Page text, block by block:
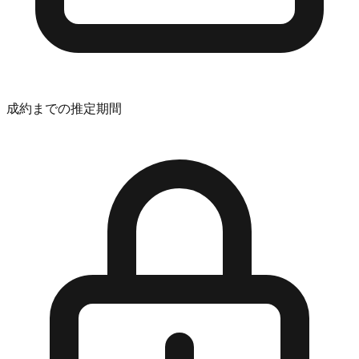
成約までの推定期間